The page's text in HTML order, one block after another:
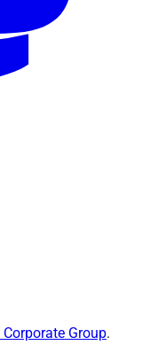
Corporate Group.